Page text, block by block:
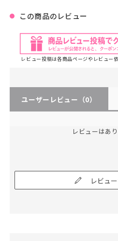
この商品のレビュー
レビュー投稿は各商品ページやレビュー
ユーザーレビュー （0）
レビューはあり
レビュ